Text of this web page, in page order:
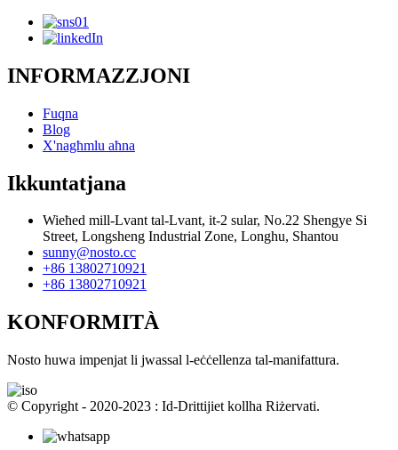
INFORMAZZJONI
Fuqna
Blog
X'nagħmlu aħna
Ikkuntatjana
Wieħed mill-Lvant tal-Lvant, it-2 sular, No.22 Shengye Si
Street, Longsheng Industrial Zone, Longhu, Shantou
sunny@nosto.cc
+86 13802710921
+86 13802710921
KONFORMITÀ
Nosto huwa impenjat li jwassal l-eċċellenza tal-manifattura.
© Copyright - 2020-2023 : Id-Drittijiet kollha Riżervati.